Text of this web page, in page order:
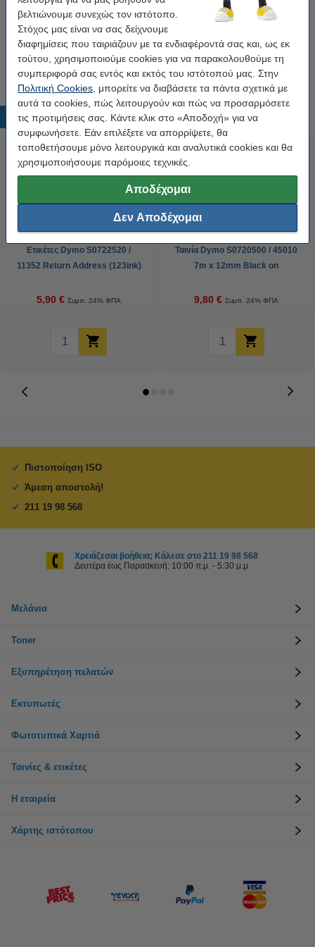
βελτιώνουμε συνεχώς τον ιστότοπο.
Στόχος μας είναι να σας δείχνουμε
διαφημίσεις που ταιριάζουν με τα ενδιαφέροντά σας και, ως εκ
τούτου, χρησιμοποιούμε cookies για να παρακολουθούμε τη
συμπεριφορά σας εντός και εκτός του ιστότοπού μας. Στην
Πολιτική Cookies , μπορείτε να διαβάσετε τα πάντα σχετικά με
αυτά τα cookies, πώς λειτουργούν και πώς να προσαρμόσετε
τις προτιμήσεις σας. Κάντε κλικ στο «Αποδοχή» για να
συμφωνήσετε. Εάν επιλέξετε να απορρίψετε, θα
τοποθετήσουμε μόνο λειτουργικά και αναλυτικά cookies και θα
χρησιμοποιήσουμε παρόμοιες τεχνικές.
Αποδέχομαι
Δεν Αποδέχομαι
Σε συμβουλεύουμε να πάρεις αυτές τις ταινίες της εταιρείας 123ink και
να εξοικονομήσεις χρήματα
Δημοφιλή προϊόντα
Ετικέτες Dymo S0722520 /
11352 Return Address (123ink)
5,90 € Συμπ. 24% ΦΠΑ
Ταινία Dymo S0720500 / 45010
7m x 12mm Black on
9,80 € Συμπ. 24% ΦΠΑ
Πιστοποίηση ISO
Άμεση αποστολή!
211 19 98 568
Χρειάζεσαι βοήθεια; Κάλεσε στο 211 19 98 568
Δευτέρα έως Παρασκευή: 10:00 π.μ. - 5:30 μ.μ
Μελάνια
Toner
Εξυπηρέτηση πελατών
Εκτυπωτές
Φωτοτυπικά Χαρτιά
Ταινίες & ετικέτες
Η εταιρεία
Χάρτης ιστότοπου